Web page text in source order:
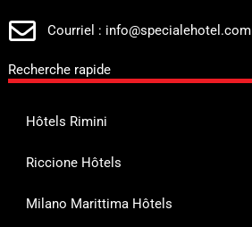
Courriel : info@specialehotel.com
Recherche rapide
Hôtels Rimini
Riccione Hôtels
Milano Marittima Hôtels